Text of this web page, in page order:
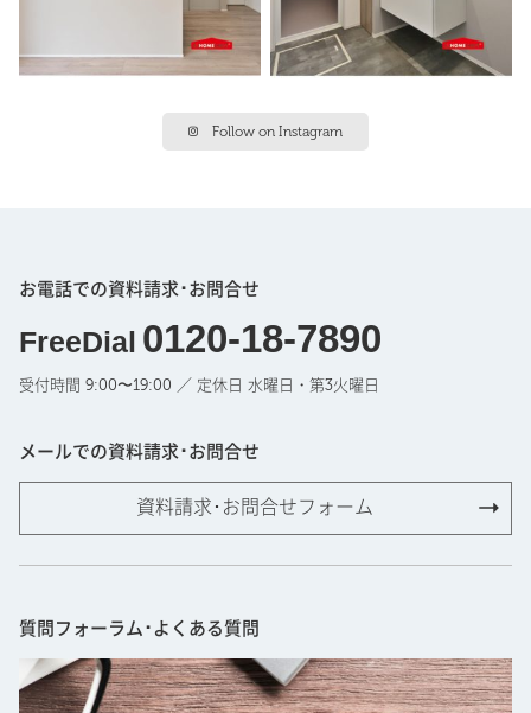
Follow on Instagram
お電話での資料請求･お問合せ
FreeDial 0120-18-7890
受付時間 9:00〜19:00 ／ 定休日 水曜日・第3火曜日
メールでの資料請求･お問合せ
資料請求･お問合せフォーム
質問フォーラム･よくある質問